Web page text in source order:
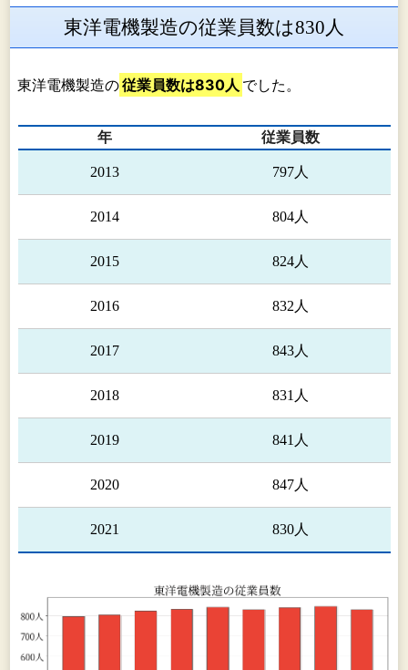
東洋電機製造の従業員数は830人
東洋電機製造の従業員数は830人 でした。
年 従業員数
2013 797人
2014 804人
2015 824人
2016 832人
2017 843人
2018 831人
2019 841人
2020 847人
2021 830人